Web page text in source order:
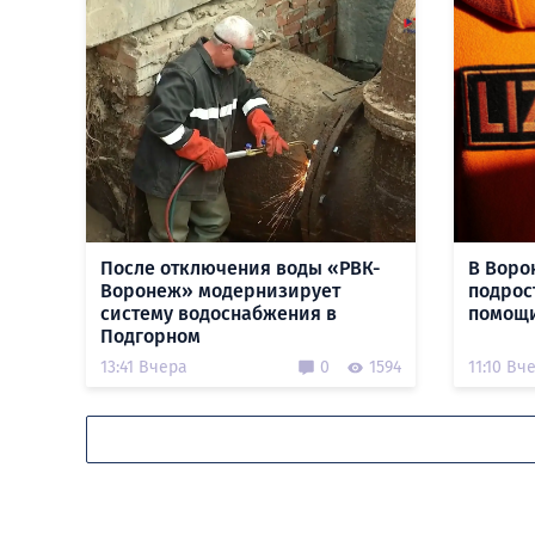
После отключения воды «РВК-
Воронеж» модернизирует
систему водоснабжения в
Подгорном
13:41 Вчера 0 1594
В
11:10